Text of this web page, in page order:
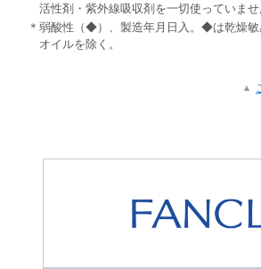
活性剤・紫外線吸収剤を一切使っていませ
＊弱酸性（◆）、製造年月日入。◆は乾燥
オイルを除く。